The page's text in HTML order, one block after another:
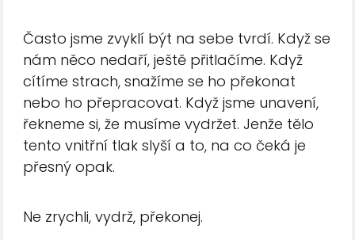
Často jsme zvyklí být na sebe tvrdí. Když se
nám něco nedaří, ještě přitlačíme. Když
cítíme strach, snažíme se ho překonat
nebo ho přepracovat. Když jsme unavení,
řekneme si, že musíme vydržet. Jenže tělo
tento vnitřní tlak slyší a to, na co čeká je
přesný opak.
Ne zrychli, vydrž, překonej.